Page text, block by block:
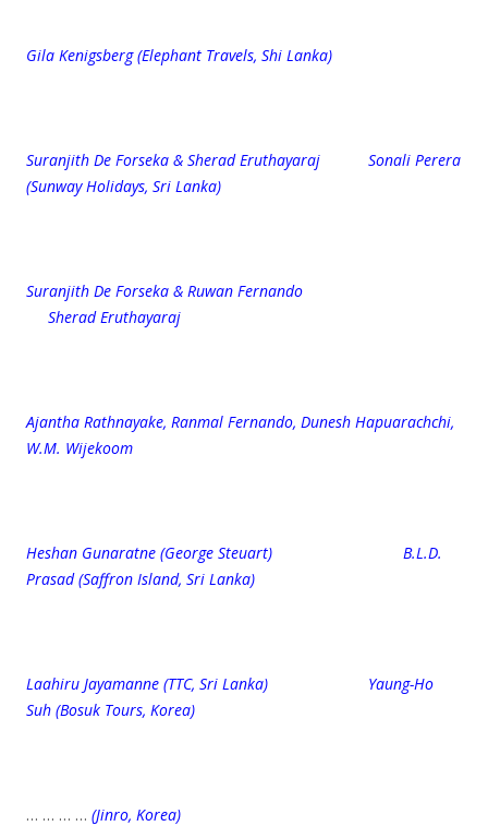
Gila Kenigsberg (Elephant Travels, Shi Lanka)
Suranjith De Forseka & Sherad Eruthayaraj Sonali Perera
(Sunway Holidays, Sri Lanka)
Suranjith De Forseka & Ruwan Fernando
Sherad Eruthayaraj
Ajantha Rathnayake, Ranmal Fernando, Dunesh Hapuarachchi,
W.M. Wijekoom
Heshan Gunaratne (George Steuart) B.L.D.
Prasad (Saffron Island, Sri Lanka)
Laahiru Jayamanne (TTC, Sri Lanka) Yaung-Ho
Suh (Bosuk Tours, Korea)
… … … … (Jinro, Korea)